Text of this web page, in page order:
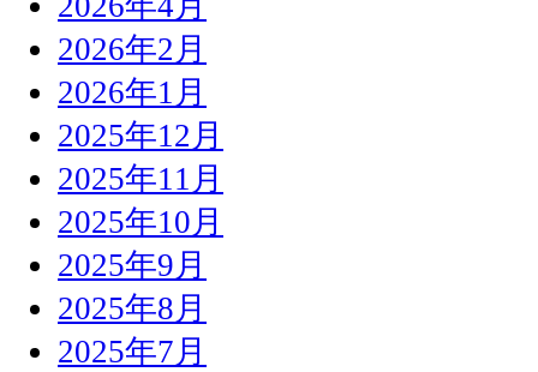
2026年2月
2026年1月
2025年12月
2025年11月
2025年10月
2025年9月
2025年8月
2025年7月